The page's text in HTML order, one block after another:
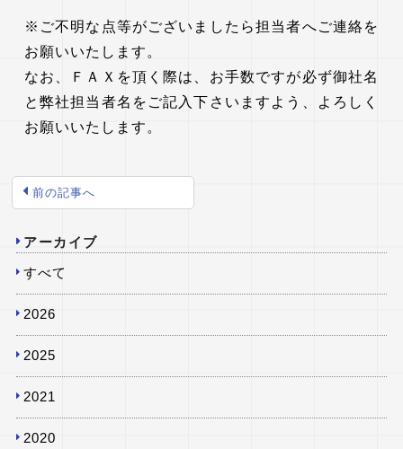
※ご不明な点等がございましたら担当者へご連絡を
お願いいたします。
なお、ＦＡＸを頂く際は、お手数ですが必ず御社名
と弊社担当者名をご記入下さいますよう、よろしく
お願いいたします。
前の記事へ
アーカイブ
すべて
2026
2025
2021
2020